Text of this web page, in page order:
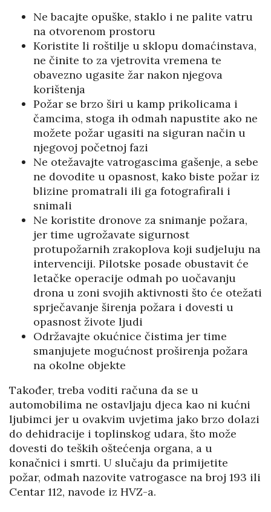
Ne bacajte opuške, staklo i ne palite vatru
na otvorenom prostoru
Koristite li roštilje u sklopu domaćinstava,
ne činite to za vjetrovita vremena te
obavezno ugasite žar nakon njegova
korištenja
Požar se brzo širi u kamp prikolicama i
čamcima, stoga ih odmah napustite ako ne
možete požar ugasiti na siguran način u
njegovoj početnoj fazi
Ne otežavajte vatrogascima gašenje, a sebe
ne dovodite u opasnost, kako biste požar iz
blizine promatrali ili ga fotografirali i
snimali
Ne koristite dronove za snimanje požara,
jer time ugrožavate sigurnost
protupožarnih zrakoplova koji sudjeluju na
intervenciji. Pilotske posade obustavit će
letačke operacije odmah po uočavanju
drona u zoni svojih aktivnosti što će otežati
sprječavanje širenja požara i dovesti u
opasnost živote ljudi
Održavajte okućnice čistima jer time
smanjujete mogućnost proširenja požara
na okolne objekte
Također, treba voditi računa da se u
automobilima ne ostavljaju djeca kao ni kućni
ljubimci jer u ovakvim uvjetima jako brzo dolazi
do dehidracije i toplinskog udara, što može
dovesti do teških oštećenja organa, a u
konačnici i smrti. U slučaju da primijetite
požar, odmah nazovite vatrogasce na broj 193 ili
Centar 112, navode iz HVZ-a.